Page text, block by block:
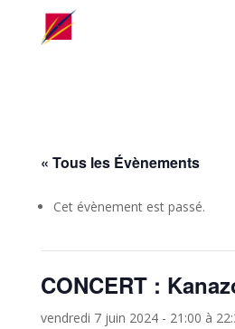
« Tous les Évènements
Cet évènement est passé.
CONCERT :
vendredi 7 juin 2024 - 21:00 à